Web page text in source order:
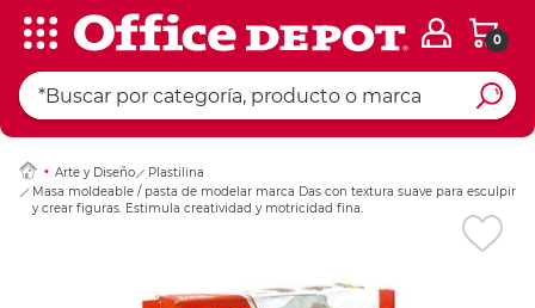
0
Arte y Diseño
Plastilina
Masa moldeable / pasta de modelar marca Das con textura suave para esculpir
y crear figuras. Estimula creatividad y motricidad fina.
Ingresar Codigo